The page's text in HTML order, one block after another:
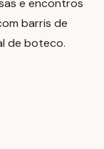
e encontros
barris de
de boteco.
cozinha